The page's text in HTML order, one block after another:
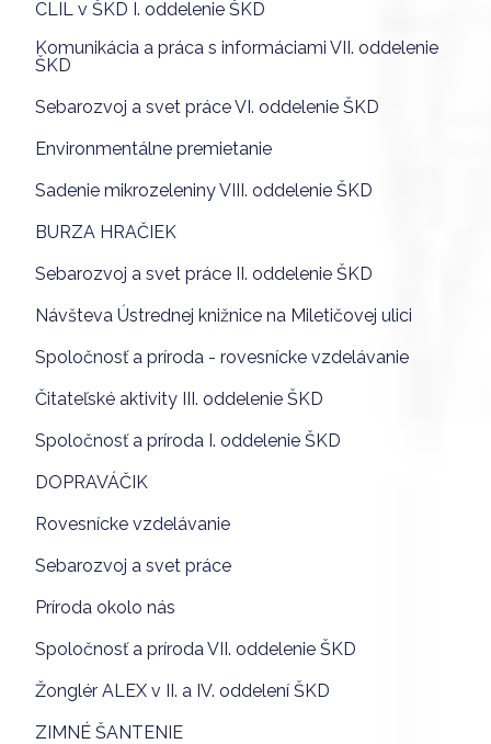
CLIL v ŠKD I. oddelenie ŠKD
Komunikácia a práca s informáciami VII. oddelenie
ŠKD
Sebarozvoj a svet práce VI. oddelenie ŠKD
Environmentálne premietanie
Sadenie mikrozeleniny VIII. oddelenie ŠKD
BURZA HRAČIEK
Sebarozvoj a svet práce II. oddelenie ŠKD
Návšteva Ústrednej knižnice na Miletičovej ulici
Spoločnosť a príroda - rovesnícke vzdelávanie
Čitateľské aktivity III. oddelenie ŠKD
Spoločnosť a príroda I. oddelenie ŠKD
DOPRAVÁČIK
Rovesnícke vzdelávanie
Sebarozvoj a svet práce
Príroda okolo nás
Spoločnosť a príroda VII. oddelenie ŠKD
Žonglér ALEX v II. a IV. oddelení ŠKD
ZIMNÉ ŠANTENIE